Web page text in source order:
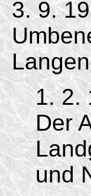
3. 9.
1. 2.
Der
und